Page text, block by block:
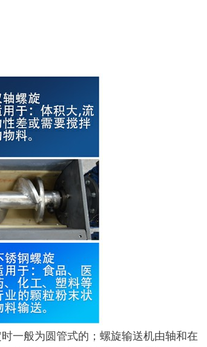
一般为圆管式的；螺旋输送机由轴和在